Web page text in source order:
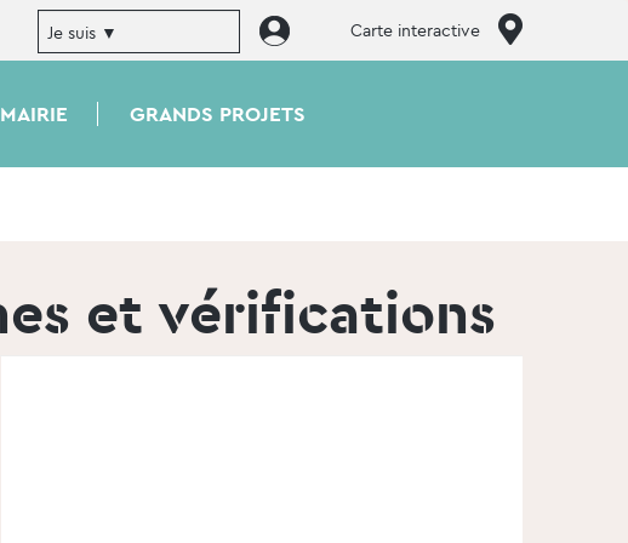
Carte interactive
MAIRIE GRANDS PROJETS
et vérifications